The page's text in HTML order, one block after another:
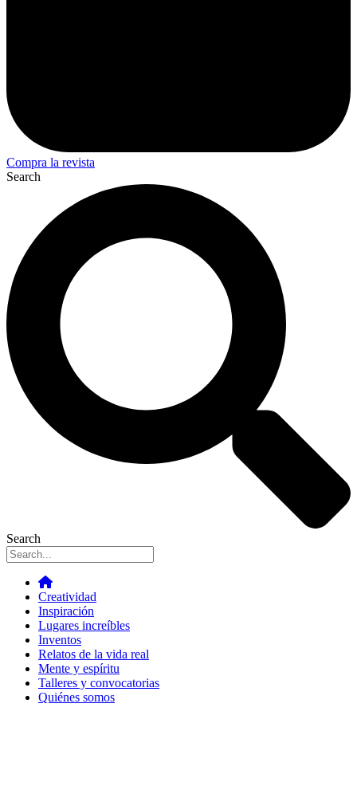
Compra la revista
Search
Search
Creatividad
Inspiración
Lugares increíbles
Inventos
Relatos de la vida real
Mente y espíritu
Talleres y convocatorias
Quiénes somos